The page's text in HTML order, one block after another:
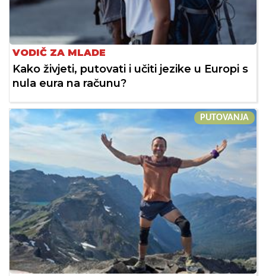
VODIČ ZA MLADE
Kako živjeti, putovati i učiti jezike u Europi s
nula eura na računu?
PUTOVANJA